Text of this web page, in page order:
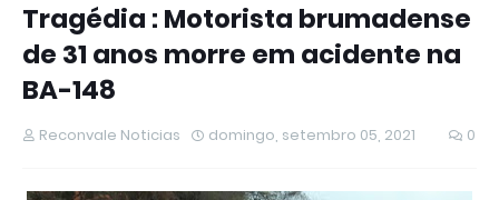
Tragédia : Motorista brumadense
de 31 anos morre em acidente na
BA-148
Reconvale Noticias domingo, setembro 05, 2021 0